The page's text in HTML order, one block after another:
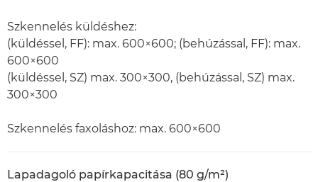
Szkennelés küldéshez:
(küldéssel, FF): max. 600×600; (behúzással, FF): max.
600×600
(küldéssel, SZ) max. 300×300, (behúzással, SZ) max.
300×300
Szkennelés faxoláshoz: max. 600×600
Lapadagoló papírkapacitása (80 g/m²)